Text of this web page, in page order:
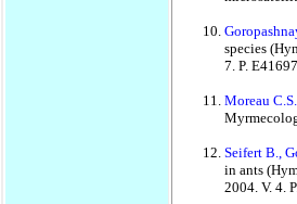
species
7. P.
Moreau C.S.
Seifert B.,
in ants
2004. V. 4.